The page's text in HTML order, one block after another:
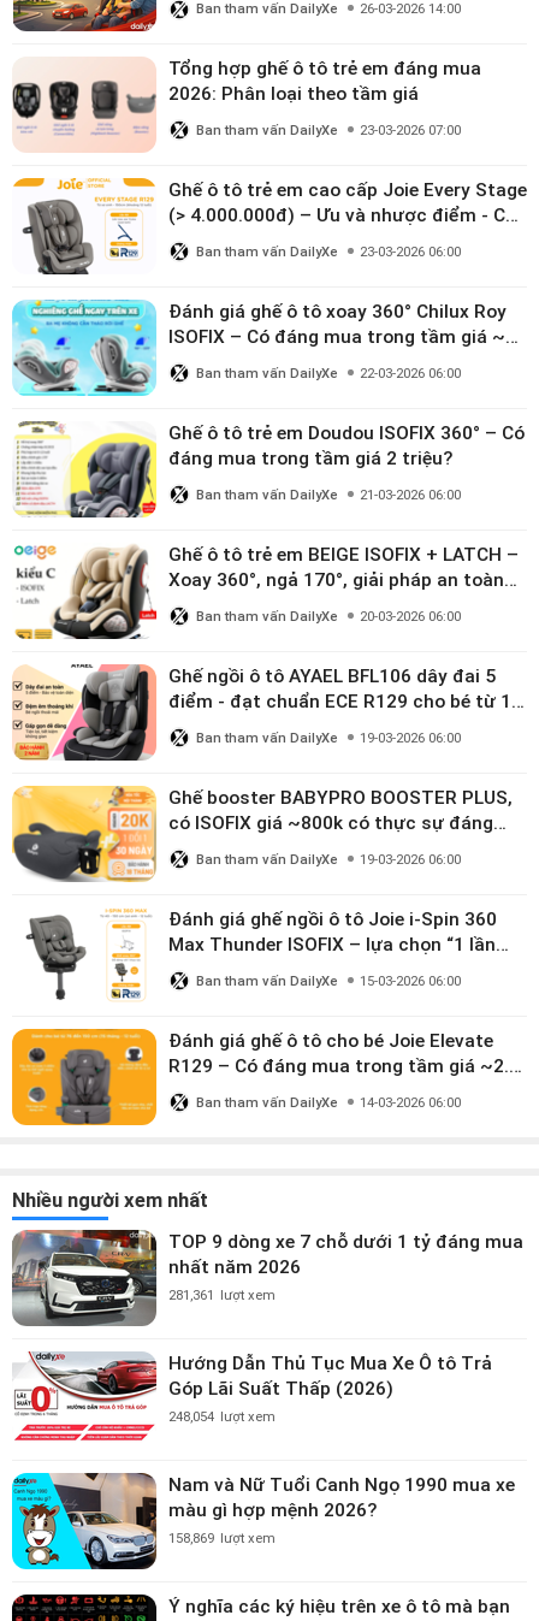
Ban tham vấn DailyXe 26-03-2026 14:00
Tổng hợp ghế ô tô trẻ em đáng mua
2026: Phân loại theo tầm giá
Ban tham vấn DailyXe 23-03-2026 07:00
Ghế ô tô trẻ em cao cấp Joie Every Stage
(> 4.000.000đ) – Ưu và nhược điểm - Có
đáng đầu tư cho bé từ 0–12 tuổi?
Ban tham vấn DailyXe 23-03-2026 06:00
Đánh giá ghế ô tô xoay 360° Chilux Roy
ISOFIX – Có đáng mua trong tầm giá ~3
triệu
Ban tham vấn DailyXe 22-03-2026 06:00
Ghế ô tô trẻ em Doudou ISOFIX 360° – Có
đáng mua trong tầm giá 2 triệu?
Ban tham vấn DailyXe 21-03-2026 06:00
Ghế ô tô trẻ em BEIGE ISOFIX + LATCH –
Xoay 360°, ngả 170°, giải pháp an toàn
linh hoạt cho bé 0–10 tuổi
Ban tham vấn DailyXe 20-03-2026 06:00
Ghế ngồi ô tô AYAEL BFL106 dây đai 5
điểm - đạt chuẩn ECE R129 cho bé từ 1–
10 tuổi
Ban tham vấn DailyXe 19-03-2026 06:00
Ghế booster BABYPRO BOOSTER PLUS,
có ISOFIX giá ~800k có thực sự đáng
mua?
Ban tham vấn DailyXe 19-03-2026 06:00
Đánh giá ghế ngồi ô tô Joie i-Spin 360
Max Thunder ISOFIX – lựa chọn “1 lần
dùng đến 12 năm” có đáng giá gần 9
triệu?
Ban tham vấn DailyXe 15-03-2026 06:00
Đánh giá ghế ô tô cho bé Joie Elevate
R129 – Có đáng mua trong tầm giá ~2.8
triệu?
Ban tham vấn DailyXe 14-03-2026 06:00
Nhiều người xem nhất
TOP 9 dòng xe 7 chỗ dưới 1 tỷ đáng mua
nhất năm 2026
281,361 lượt xem
Hướng Dẫn Thủ Tục Mua Xe Ô tô Trả
Góp Lãi Suất Thấp (2026)
248,054 lượt xem
Nam và Nữ Tuổi Canh Ngọ 1990 mua xe
màu gì hợp mệnh 2026?
158,869 lượt xem
Ý nghĩa các ký hiệu trên xe ô tô mà bạn